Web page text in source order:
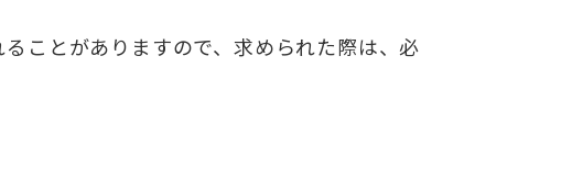
ことがありますので、求められた際は、必